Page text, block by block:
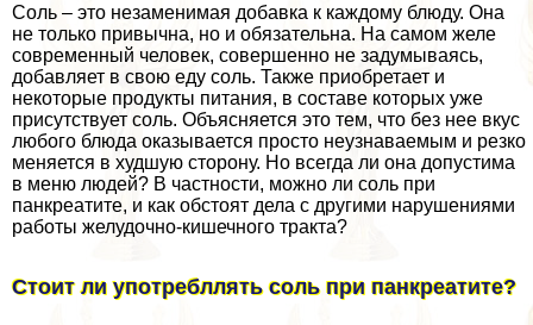
Соль – это незаменимая добавка к каждому блюду. Она
не только привычна, но и обязательна. На самом желе
современный человек, совершенно не задумываясь,
добавляет в свою еду соль. Также приобретает и
некоторые продукты питания, в составе которых уже
присутствует соль. Объясняется это тем, что без нее вкус
любого блюда оказывается просто неузнаваемым и резко
меняется в худшую сторону. Но всегда ли она допустима
в меню людей? В частности, можно ли соль при
панкреатите, и как обстоят дела с другими нарушениями
работы желудочно-кишечного тpaкта?
Стоит ли употрeбллять соль при панкреатите?